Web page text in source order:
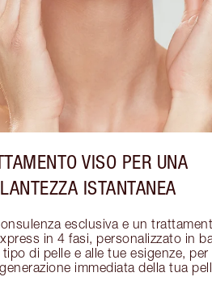
VISO PER UNA
ISTANTANEA
esclusiva e un
in 4 fasi, personalizzato in
di pelle e alle tue esigenze, per
immediata della tua